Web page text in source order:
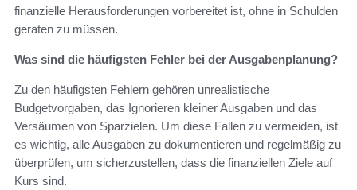
finanzielle Herausforderungen vorbereitet ist, ohne in Schulden
geraten zu müssen.
Was sind die häufigsten Fehler bei der Ausgabenplanung?
Zu den häufigsten Fehlern gehören unrealistische
Budgetvorgaben, das Ignorieren kleiner Ausgaben und das
Versäumen von Sparzielen. Um diese Fallen zu vermeiden, ist
es wichtig, alle Ausgaben zu dokumentieren und regelmäßig zu
überprüfen, um sicherzustellen, dass die finanziellen Ziele auf
Kurs sind.